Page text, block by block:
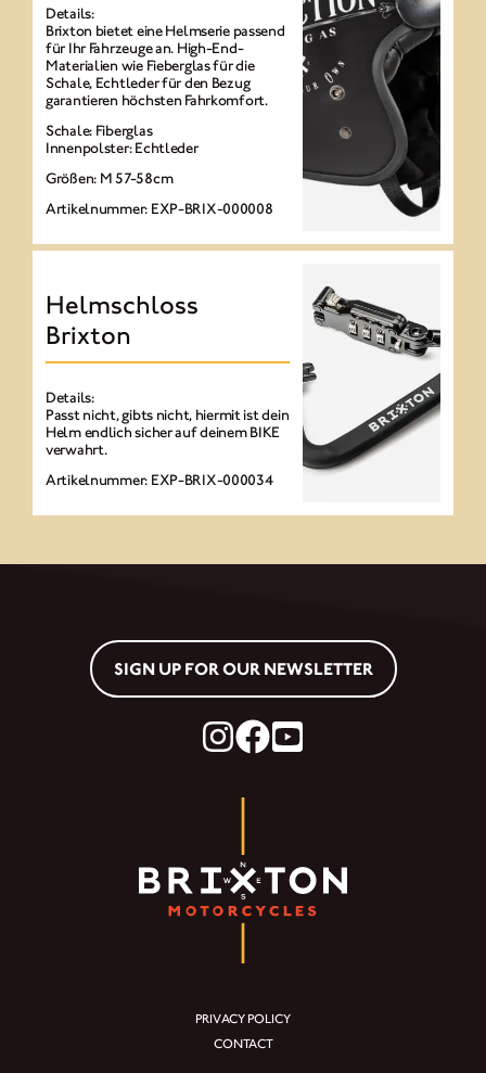
Details:
Brixton bietet eine Helmserie passend
für Ihr Fahrzeuge an. High-End-
Materialien wie Fieberglas für die
Schale, Echtleder für den Bezug
garantieren höchsten Fahrkomfort.
Schale: Fiberglas
Innenpolster: Echtleder
Größen: M 57-58cm
Artikelnummer: EXP-BRIX-000008
Helmschloss
Brixton
Details:
Passt nicht, gibts nicht, hiermit ist dein
Helm endlich sicher auf deinem BIKE
verwahrt.
Artikelnummer: EXP-BRIX-000034
SIGN UP FOR OUR NEWSLETTER
PRIVACY POLICY
CONTACT